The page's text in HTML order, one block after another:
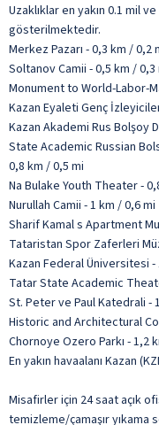
Uzaklıklar en yakın 0.1 mil
gösterilmektedir.
Merkez Pazarı - 0,3 km / 0,2
Soltanov Camii - 0,5 km / 0,3
Monument to World-Labor-
Kazan Eyaleti Genç
Kazan Akademi Rus Bolşoy
State Academic Russian
0,8 km / 0,5 mi
Na Bulake Youth Theater -
Nurullah Camii - 1 km / 0,6 mi
Sharif Kamal s Apartment
Tataristan Spor Zaferleri
Kazan Federal Üniversitesi -
Tatar State Academic
St. Peter ve Paul Katedrali -
Historic and Architectural
Chornoye Ozero Parkı - 1,2
En yakın havaalanı Kazan
Misafirler için 24 saat açık
temizleme/çamaşır